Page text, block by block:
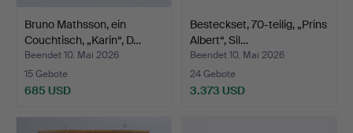
Bruno Mathsson, ein
Couchtisch, „Karin“, D…
Beendet 10. Mai 2026
15 Gebote
685 USD
Besteckset, 70-teilig, „Prins
Albert“, Sil…
Beendet 10. Mai 2026
24 Gebote
3.373 USD